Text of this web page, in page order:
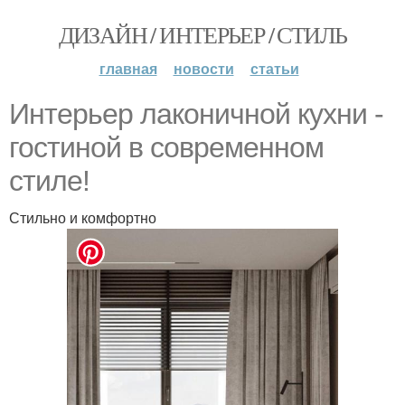
ДИЗАЙН / ИНТЕРЬЕР / СТИЛЬ
главная новости статьи
Интерьер лаконичной кухни -
гостиной в современном
стиле!
Стильно и комфортно